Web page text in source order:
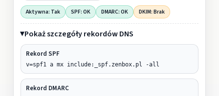
Aktywna: Tak SPF: OK DMARC: OK DKIM: Brak
Pokaż szczegóły rekordów DNS
Rekord SPF
v=spf1 a mx include:_spf.zenbox.pl -all
Rekord DMARC